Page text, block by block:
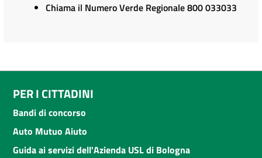
Chiama il Numero Verde Regionale 800 033033
PER I CITTADINI
Bandi di concorso
Auto Mutuo Aiuto
Guida ai servizi dell'Azienda USL di Bologna